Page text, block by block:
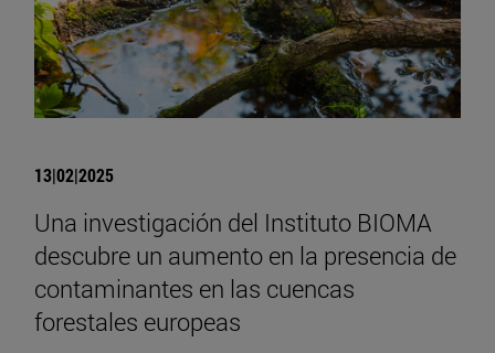
13|02|2025
Una investigación del Instituto BIOMA
descubre un aumento en la presencia de
contaminantes en las cuencas
forestales europeas